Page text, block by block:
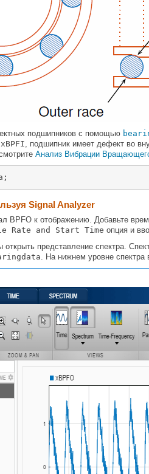
подшипников с помощью
xBPFI, подшипник имеет дефект во
Анализ Вибрации
Signal Analyzer
BPFO к отображению. Добавьте
Rate and Start Time опция и
открыть представление спектра.
. На нижнем уровне спектра